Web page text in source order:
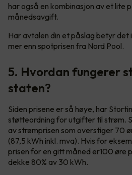
har også en kombinasjon av et lite
månedsavgift.
Har avtalen din et påslag betyr det
mer enn spotprisen fra Nord Pool.
5. Hvordan fungerer
staten?
Siden prisene er så høye, har
støtteordning for utgifter til strøm.
av strømprisen som overstiger 70
(87,5 kWh inkl. mva). Hvis for
prisen for en gitt måned er100 øre
dekke 80% av 30 kWh.